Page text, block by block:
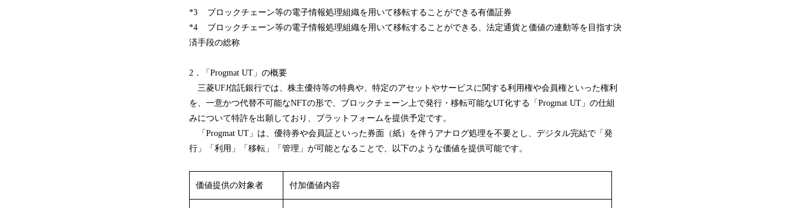
*3 ブロックチェーン等の電子情報処理組織を用いて移転することができる有価証券
*4 ブロックチェーン等の電子情報処理組織を用いて移転することができる、法定通貨と価値の連動等を目指す決
済手段の総称
2．「Progmat UT」の概要
三菱UFJ信託銀行では、株主優待等の特典や、特定のアセットやサービスに関する利用権や会員権といった権利
を、一意かつ代替不可能なNFTの形で、ブロックチェーン上で発行・移転可能なUT化する「Progmat UT」の仕組
みについて特許を出願しており、プラットフォームを提供予定です。
「Progmat UT」は、優待券や会員証といった券面（紙）を伴うアナログ処理を不要とし、デジタル完結で「発
行」「利用」「移転」「管理」が可能となることで、以下のような価値を提供可能です。
価値提供の対象者 付加価値内容